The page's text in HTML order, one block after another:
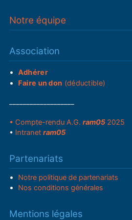
Notre équipe
Association
Adhérer
Faire un don (déductible)
• Compte-rendu A.G.ram05 2025
• Intranetram05
Partenariats
Notre politique de partenariats
Nos conditions générales
Mentions légales